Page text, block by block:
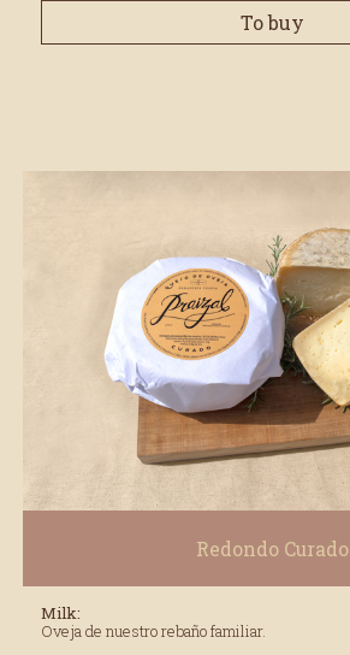
To buy
Redondo Curado
Milk:
Oveja de nuestro rebaño familiar.